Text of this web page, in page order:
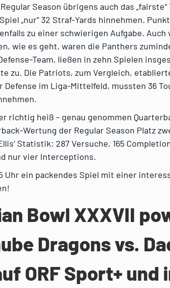
Season übrigens auch das „fairste“
„nur“ 32 Straf-Yards hinnehmen.
zu einer schwierigen Aufgabe. Auch
wie es geht, waren die Panthers
Team, ließen in zehn Spielen
zu. Die Patriots, zum Vergleich,
im Liga-Mittelfeld, mussten 36
richtig heiß – genau genommen
Wertung der Regular Season Platz
Statistik: 287 Versuche, 165
nur vier Interceptions.
Uhr ein packendes Spiel mit einer
Bowl XXXVII
Dragons vs.
ORF Sport+ und